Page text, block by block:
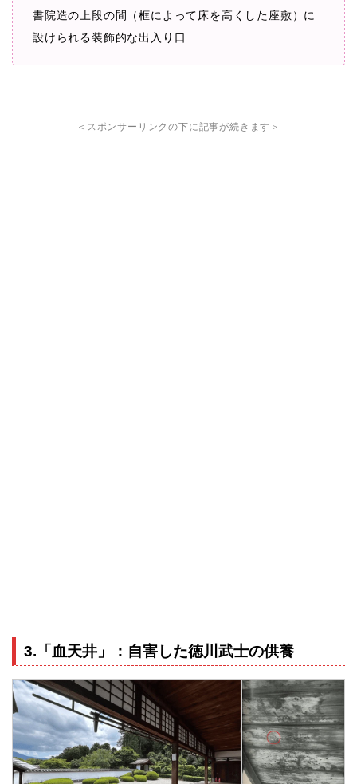
書院造の上段の間（框によって床を高くした座敷）に
設けられる装飾的な出入り口
＜スポンサーリンクの下に記事が続きます＞
3.「血天井」：自害した徳川武士の供養